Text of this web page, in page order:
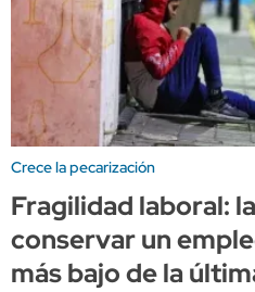
Crece la pecarización
Fragilidad laboral:
conservar un
más bajo de la